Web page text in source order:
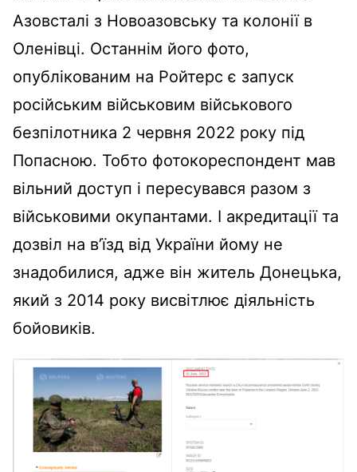
Азовсталі з Новоазовську та колонії в
Оленівці. Останнім його фото,
опублікованим на Ройтерс є запуск
російським військовим військового
безпілотника 2 червня 2022 року під
Попасною. Тобто фотокореспондент мав
вільний доступ і пересувався разом з
військовими окупантами. І акредитації та
дозвіл на в’їзд від України йому не
знадобилися, адже він житель Донецька,
який з 2014 року висвітлює діяльність
бойовиків.